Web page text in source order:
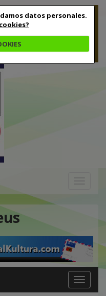
datos personales.
Toggle
navigation